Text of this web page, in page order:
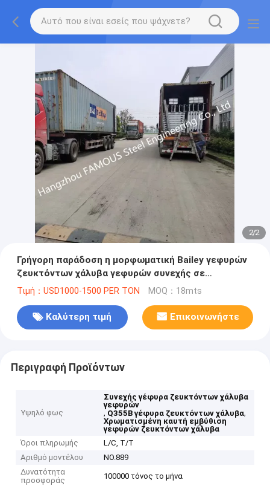
2/2
Γρήγορη παράδοση η μορφωματική Bailey γεφυρών
ζευκτόντων χάλυβα γεφυρών συνεχής σε
περίπτωση κινδύνου
Τιμή：USD1000-1500 PER TON MOQ：18mts
Καλύτερη τιμή Επικοινωνήστε
Περιγραφή Προϊόντων
Υψηλό φως
Συνεχής γέφυρα ζευκτόντων χάλυβα
γεφυρών
, Q355B γέφυρα ζευκτόντων χάλυβα,
Χρωματισμένη καυτή εμβύθιση
γεφυρών ζευκτόντων χάλυβα
Όροι πληρωμής
L/C, T/T
Αριθμό μοντέλου
NO.889
Δυνατότητα
προσφοράς
100000 τόνος το μήνα